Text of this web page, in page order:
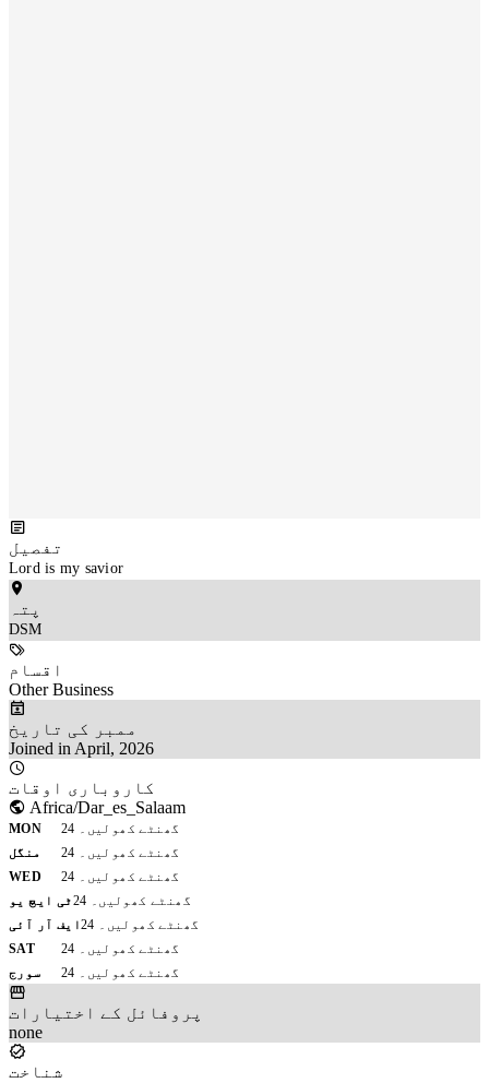
تفصیل
Lord is my savior
پتہ
DSM
اقسام
Other Business
ممبر کی تاریخ
Joined in April, 2026
کاروباری اوقات
Africa/Dar_es_Salaam
MON
24 گھنٹے کھولیں۔
منگل
24 گھنٹے کھولیں۔
WED
24 گھنٹے کھولیں۔
ٹی ایچ یو
24 گھنٹے کھولیں۔
ایف آر آئی
24 گھنٹے کھولیں۔
SAT
24 گھنٹے کھولیں۔
سورج
24 گھنٹے کھولیں۔
پروفائل کے اختیارات
none
شناخت